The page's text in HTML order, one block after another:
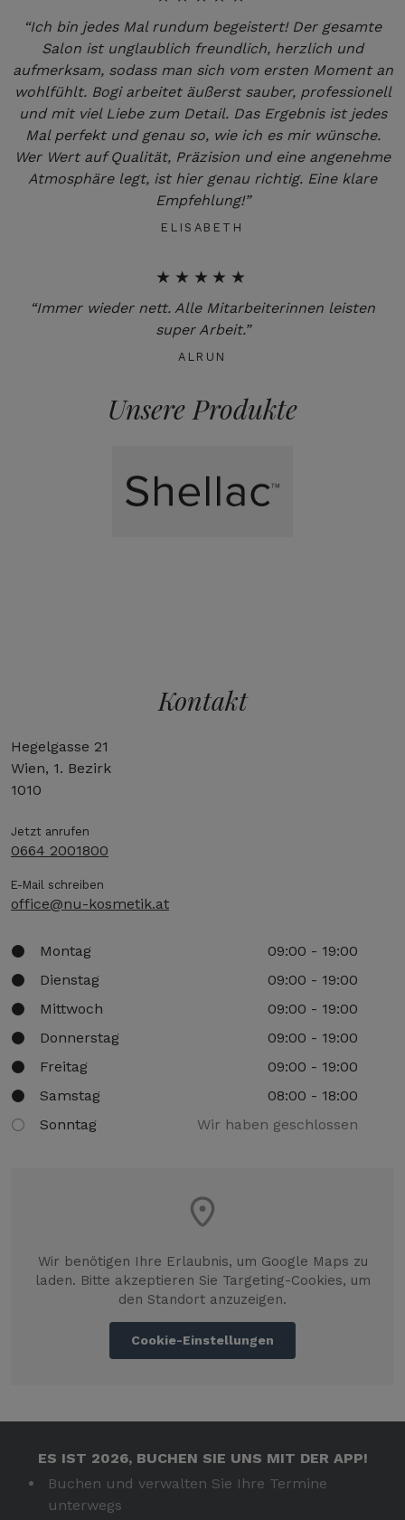
“Ich bin jedes Mal rundum begeistert! Der gesamte
Salon ist unglaublich freundlich, herzlich und
aufmerksam, sodass man sich vom ersten Moment an
wohlfühlt. Bogi arbeitet äußerst sauber, professionell
und mit viel Liebe zum Detail. Das Ergebnis ist jedes
Mal perfekt und genau so, wie ich es mir wünsche.
Wer Wert auf Qualität, Präzision und eine angenehme
Atmosphäre legt, ist hier genau richtig. Eine klare
Empfehlung!”
ELISABETH
★★★★★
“Immer wieder nett. Alle Mitarbeiterinnen leisten
super Arbeit.”
ALRUN
Unsere Produkte
Kontakt
Hegelgasse 21
Wien, 1. Bezirk
1010
Jetzt anrufen
0664 2001800
E-Mail schreiben
office@nu-kosmetik.at
Montag
09:00 - 19:00
Dienstag
09:00 - 19:00
Mittwoch
09:00 - 19:00
Donnerstag
09:00 - 19:00
Freitag
09:00 - 19:00
Samstag
08:00 - 18:00
Sonntag
Wir haben geschlossen
Wir benötigen Ihre Erlaubnis, um Google Maps zu
laden. Bitte akzeptieren Sie Targeting-Cookies, um
den Standort anzuzeigen.
Cookie-Einstellungen
ES IST 2026, BUCHEN SIE UNS MIT DER APP!
Buchen und verwalten Sie Ihre Termine
unterwegs